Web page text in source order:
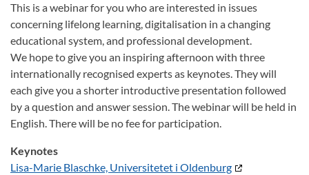
This is a webinar for you who are interested in issues
concerning lifelong learning, digitalisation in a changing
educational system, and professional development.
We hope to give you an inspiring afternoon with three
internationally recognised experts as keynotes. They will
each give you a shorter introductive presentation followed
by a question and answer session. The webinar will be held in
English. There will be no fee for participation.
Keynotes
Lisa-Marie Blaschke, Universitetet i Oldenburg